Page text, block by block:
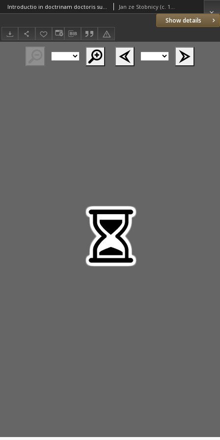
Show details
Introductio in doctrinam doctoris subtilis [t.j. Duns Scota Johna] modos distinctionum et identitatum alios quoque terminos obscuriores eiusdem doctrinae declara[n]s, antiquorum Scotisantium dicta saluans rationibus quorundam rece[n]tiorum, quibus impugnantur solutis in gymnasio Graccovien[si] co[n]gesta. Jan ze Stobnicy (c. 1470 – 1530)